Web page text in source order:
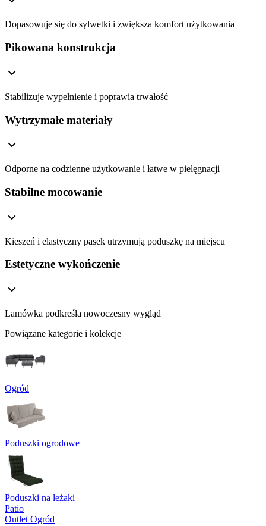
Dopasowuje się do sylwetki i zwiększa komfort użytkowania
Pikowana konstrukcja
Stabilizuje wypełnienie i poprawia trwałość
Wytrzymałe materiały
Odporne na codzienne użytkowanie i łatwe w pielęgnacji
Stabilne mocowanie
Kieszeń i elastyczny pasek utrzymują poduszkę na miejscu
Estetyczne wykończenie
Lamówka podkreśla nowoczesny wygląd
Powiązane kategorie i kolekcje
Ogród
Poduszki ogrodowe
Poduszki na leżaki
Patio
Outlet Ogród